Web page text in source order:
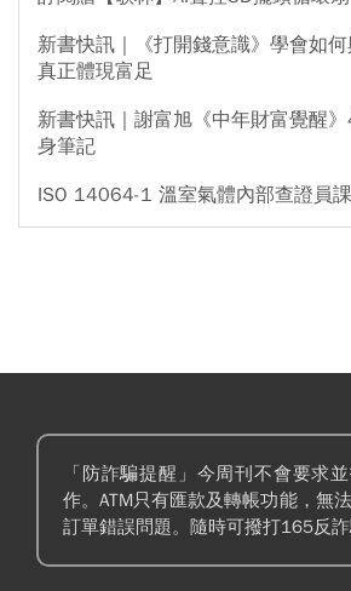
新書快訊｜《打開錢意識》學會如
真正體現富足
新書快訊｜謝富旭《中年財富覺醒
身筆記
ISO 14064-1 溫室氣體內部查證員
「防詐騙提醒」今周刊不會要求
作。ATM只有匯款及轉帳功能，無
訂單錯誤問題。隨時可撥打165反詐